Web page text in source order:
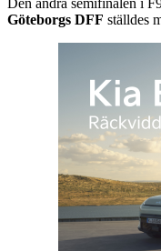
Den andra semifinalen i
Göteborgs DFF ställdes